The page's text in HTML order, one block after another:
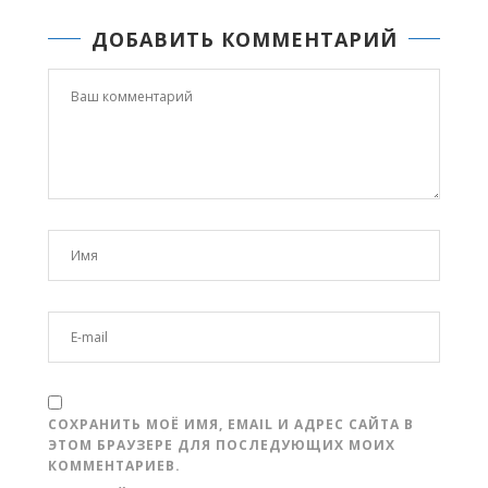
ДОБАВИТЬ КОММЕНТАРИЙ
СОХРАНИТЬ МОЁ ИМЯ, EMAIL И АДРЕС САЙТА В
ЭТОМ БРАУЗЕРЕ ДЛЯ ПОСЛЕДУЮЩИХ МОИХ
КОММЕНТАРИЕВ.